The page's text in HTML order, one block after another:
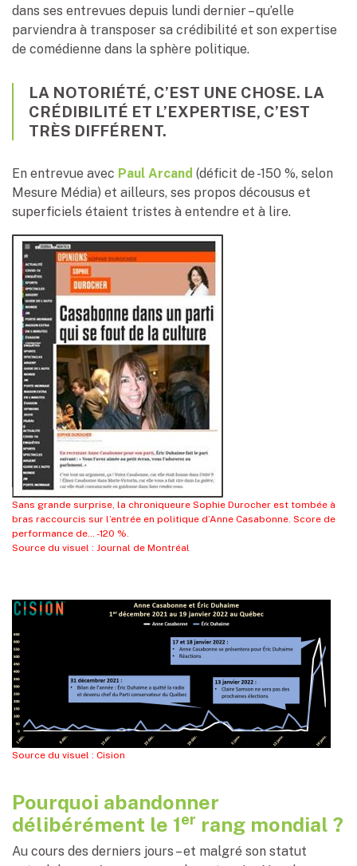
dans ses entrevues depuis lundi dernier – qu’elle
parviendra à transposer sa crédibilité et son expertise
de comédienne dans la sphère politique.
LA NOTORIÉTÉ, C’EST UNE CHOSE. LA
CRÉDIBILITÉ ET L’EXPERTISE, C’EST
TRÈS DIFFÉRENT.
En entrevue avec Paul Arcand (déficit de -150 %, selon
Mesure Média) et ailleurs, ses propos décousus et
superficiels étaient tristes à entendre et à lire.
Sans grande surprise, la chroniqueure Sophie Durocher est tombée à
bras raccourcis sur l’entrée en politique d’Anne Casabonne. Score de
performance de… -120 %.
Source du visuel : Journal de Montréal
Source du visuel : Cision
Pourquoi abandonner
délibérément le 1er rang mondial ?
Au cours des derniers jours – et malgré son statut